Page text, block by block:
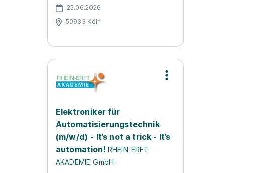
25.06.2026
50933 Köln
Elektroniker für
Automatisierungstechnik
(m/w/d) - It’s not a trick - It’s
automation! RHEIN-ERFT
AKADEMIE GmbH